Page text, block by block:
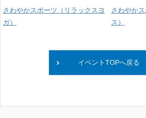
さわやかスポーツ（リラックスヨ
ガ）
さわやか
ス）
イベントTOPへ戻る